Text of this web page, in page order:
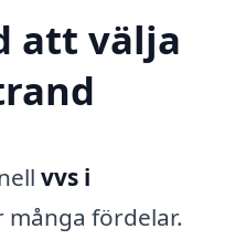
att välja
vvs i
många fördelar.